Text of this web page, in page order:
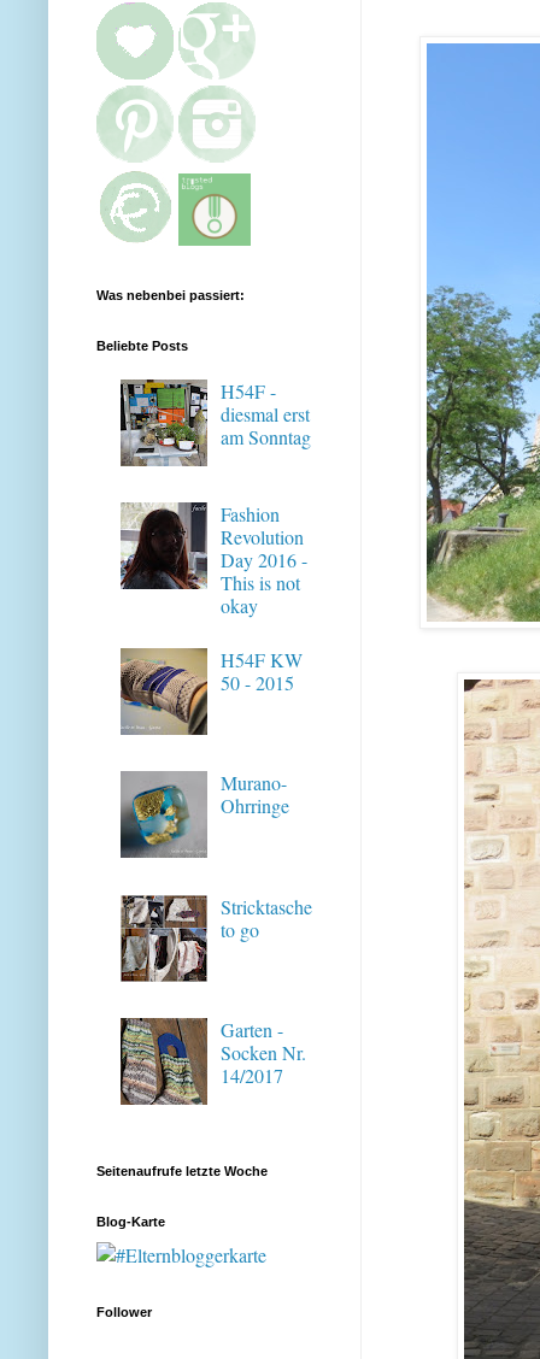
Was nebenbei passiert:
Beliebte Posts
H54F -
diesmal erst
am Sonntag
Fashion
Revolution
Day 2016 -
This is not
okay
H54F KW
50 - 2015
Murano-
Ohrringe
Stricktasche
to go
Garten -
Socken Nr.
14/2017
Seitenaufrufe letzte Woche
Blog-Karte
Follower